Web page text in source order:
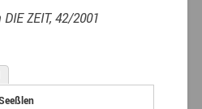
ZEIT, 42/2001